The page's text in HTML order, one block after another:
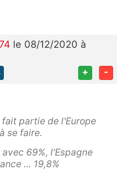
le 08/12/2020 à
+ -
partie de l'Europe
se faire.
69%, l'Espagne
... 19,8%